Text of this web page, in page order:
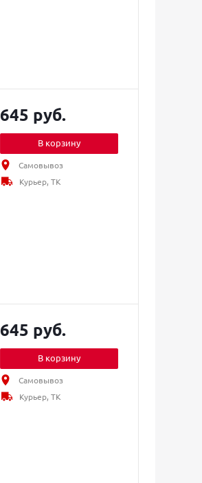
645 руб.
В корзину
Самовывоз
Курьер, ТК
645 руб.
В корзину
Самовывоз
Курьер, ТК